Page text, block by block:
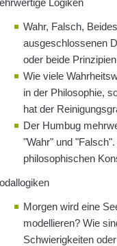
Logiken
Wahr, Falsch,
ausgeschlossenen
oder beide
Wie viele
in der Philosophie,
hat der
Der Humbug
"Wahr" und
philosophischen
Morgen wird eine
modellieren? Wie
Schwierigkeiten